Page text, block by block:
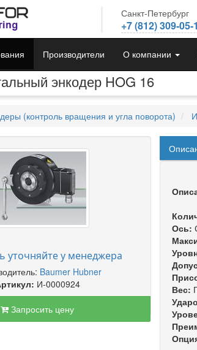
Санкт-Петербург
+7 (812) 309-05-
Производители О компании
энкодер HOG 16
(контроль вращения и угла поворота)
уточняйте у менеджера
Baumer Hubner
И-0000924
Запросить цену
Ось:
Вес: